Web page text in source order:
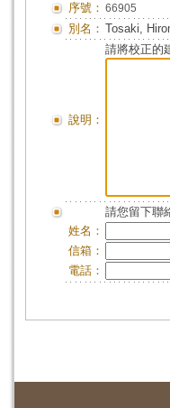
序號： 66905
別名： Tosaki,
說明：
請將校正的
請您留下聯
姓名：
信箱：
電話：